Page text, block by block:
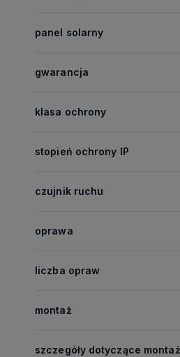
panel solarny
gwarancja
klasa ochrony
stopień ochrony IP
czujnik ruchu
oprawa
liczba opraw
montaż
szczegóły dotyczące